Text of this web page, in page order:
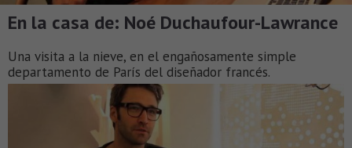
En la casa de: Noé Duchaufour-Lawrance
Una visita a la nieve, en el engañosamente simple
departamento de París del diseñador francés.